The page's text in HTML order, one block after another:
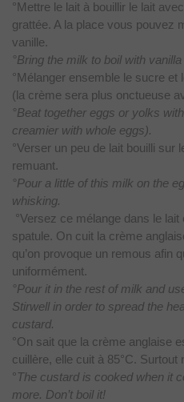
°Mettre le lait à bouillir le lait
grattée. A la place vous pouvez
vanille.
°Bring the milk to boil with
°Mélanger ensemble le sucre
(la crème sera plus onctueuse
°Beat together eggs or yolks
creamier with whole eggs).
°Verser un peu de lait bouilli
remuant.
°Pour a little of this milk on the
whisking.
°Versez ce mélange dans le
spatule. On cuit la crème
qu’on provoque un remous afin
uniformément.
°Pour it in the rest of milk and
Stirwell in order to spread the
custard.
°On sait que la crème anglaise
cuillère, elle cuit à 85°C. Surtout
°The custard is cooked when it
more. Don’t boil it!